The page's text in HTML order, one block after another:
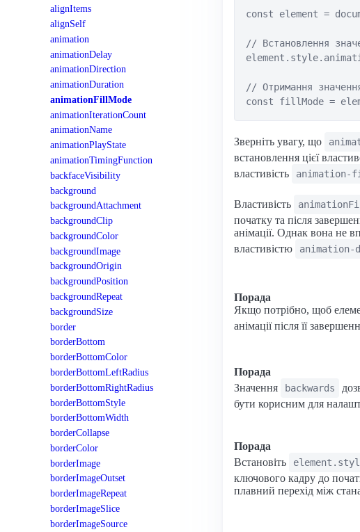
alignItems
alignSelf
animation
animationDelay
animationDirection
animationDuration
animationFillMode
animationIterationCount
animationName
animationPlayState
animationTimingFunction
backfaceVisibility
background
backgroundAttachment
backgroundClip
backgroundColor
backgroundImage
backgroundOrigin
backgroundPosition
backgroundRepeat
backgroundSize
border
borderBottom
borderBottomColor
borderBottomLeftRadius
borderBottomRightRadius
borderBottomStyle
borderBottomWidth
borderCollapse
borderColor
borderImage
borderImageOutset
borderImageRepeat
borderImageSlice
borderImageSource
const element =
// Встановлення
// Отримання
Зверніть увагу, що
встановлення цієї
властивість
animation-
Властивість
початку та після
анімації. Однак вона не
властивістю
animation-
Порада
Якщо потрібно, щоб
анімації після її
Порада
Значення
backwards
бути корисним для
Порада
Встановіть
ключового кадру до
плавний перехід між